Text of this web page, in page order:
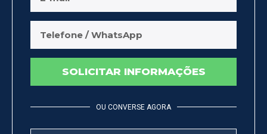
SOLICITAR INFORMAÇÕES
OU CONVERSE AGORA